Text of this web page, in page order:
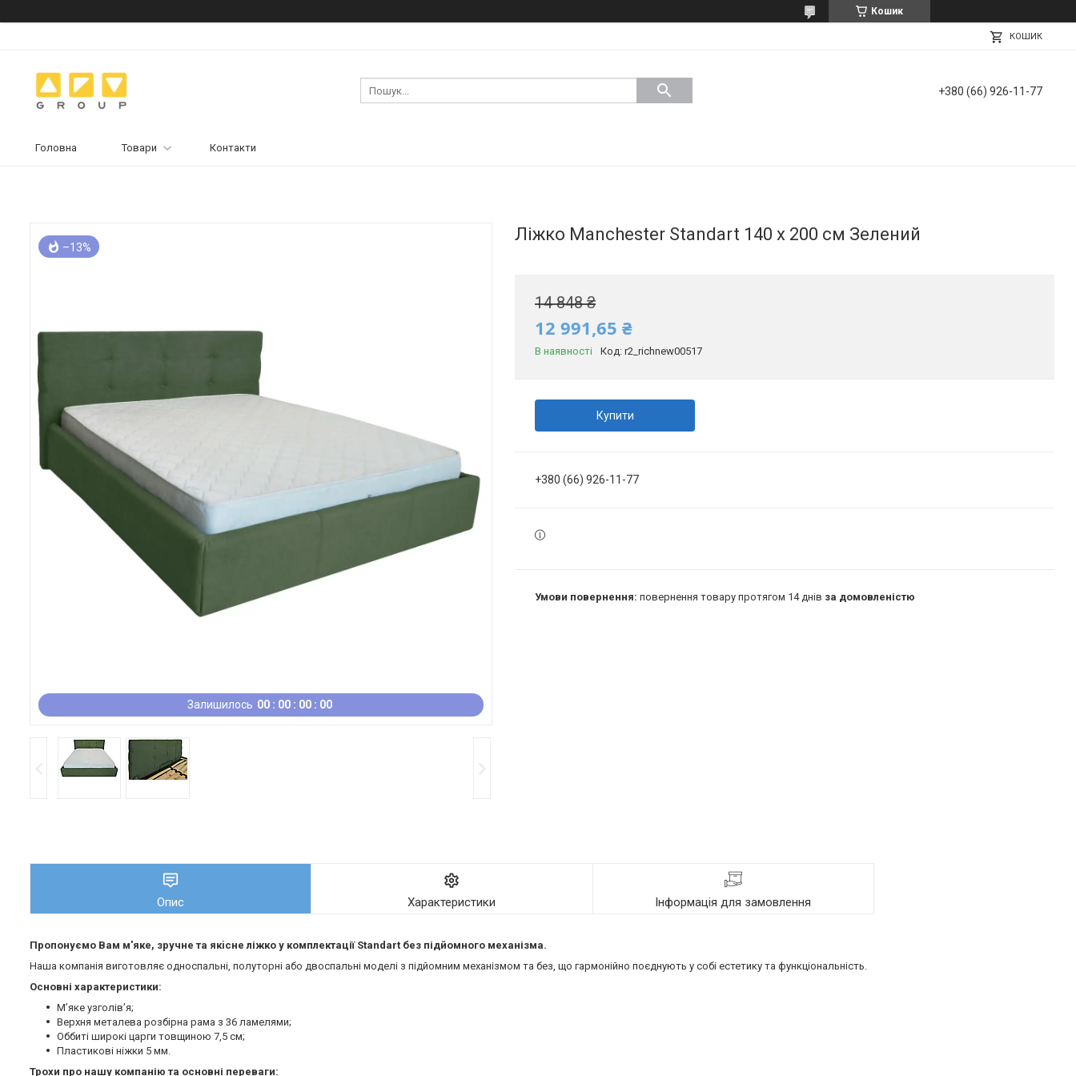
Кошик
КОШИК
+380 (66) 926-11-77
Головна Товари Контакти
Залишилось 00 00 00 00
–13%
Ліжко Manchester Standart 140 х 200 см Зелений
14 848 ₴
12 991,65 ₴
В наявності Код: r2_richnew00517
Купити
+380 (66) 926-11-77
повернення товару протягом 14 днів за домовленістю
Опис Характеристики Інформація для замовлення
Пропонуємо Вам м'яке, зручне та якiсне ліжко у комплектації Standart без підйомного механізма.
Наша компанія виготовляє односпальні, полуторні або двоспальні моделі з підйомним механізмом та без, що гармонійно поєднують у собі естетику та функціональність.
Основні характеристики:
М’яке узголів’я;
Верхня металева розбірна рама з 36 ламелями;
Оббиті широкі царги товщиною 7,5 см;
Пластикові ніжки 5 мм.
Трохи про нашу компанію та основні переваги: